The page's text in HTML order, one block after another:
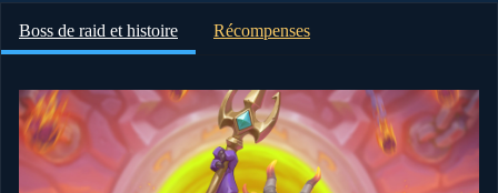
Boss de raid et histoire Récompenses